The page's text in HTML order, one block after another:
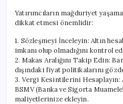
Yatırımcıların mağduriyet
dikkat etmesi önemlidir:
1. Sözleşmeyi İnceleyin: Altın
imkanı olup olmadığını kontrol
2. Makas Aralığını Takip Edin:
dışındaki fiyat politikalarını
3. Vergi Kesintilerini Hesaplayın:
BSMV (Banka ve Sigorta
maliyetlerinize ekleyin.